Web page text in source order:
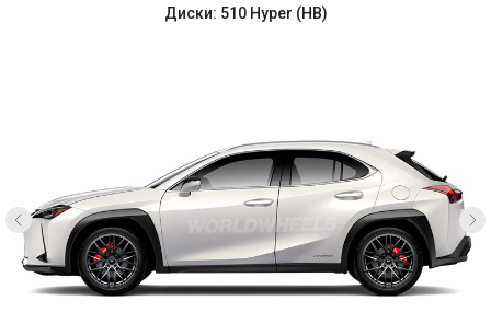
Диски: 510 Hyper (HB)